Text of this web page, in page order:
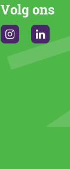
Volg ons
InstagramLinkedin